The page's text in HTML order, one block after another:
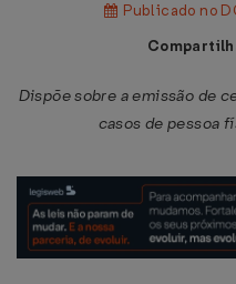
Publicado no
Dispõe sobre a emissão de
casos de pessoa